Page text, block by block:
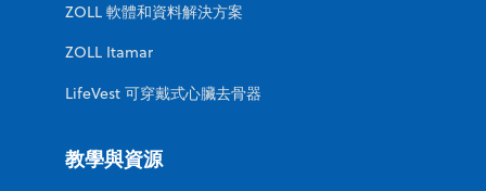
ZOLL 軟體和資料解決方案
ZOLL Itamar
LifeVest 可穿戴式心臟去骨器
教學與資源